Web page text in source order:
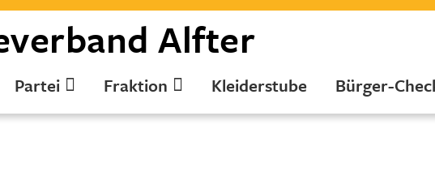
Alfter
Partei Fraktion Kleiderstube Bürger-